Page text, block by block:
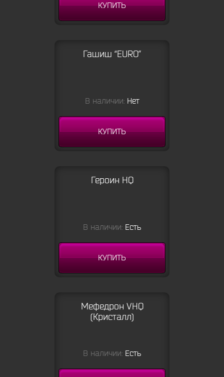
КУПИТЬ
Гашиш “EURO”
В наличии: Нет
КУПИТЬ
Героин HQ
В наличии: Есть
КУПИТЬ
Мефедрон VHQ
(Кристалл)
В наличии: Есть